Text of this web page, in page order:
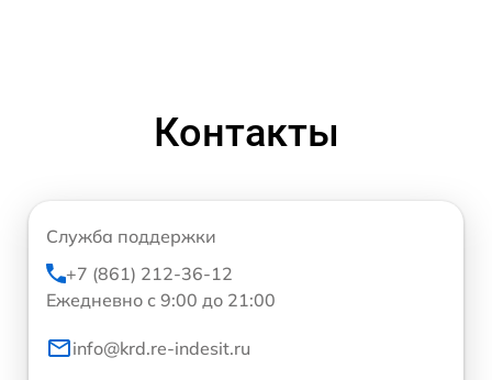
Контакты
Служба поддержки
+7 (861) 212-36-12
Ежедневно с 9:00 до 21:00
info@krd.re-indesit.ru